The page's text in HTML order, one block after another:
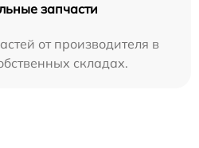
запчасти
от производителя в
складах.